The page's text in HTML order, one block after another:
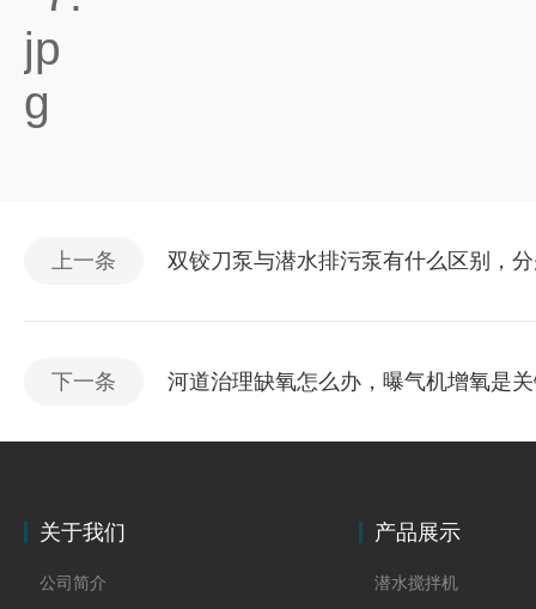
上一条 双铰刀泵与潜水排污泵有什么区别，
下一条 河道治理缺氧怎么办，曝气机增氧是
关于我们
公司简介
产品展示
潜水搅拌机